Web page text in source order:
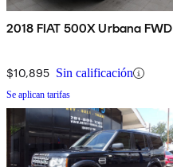
2018 FIAT 500X Urbana FWD
$10,895 Sin calificación
Se aplican tarifas